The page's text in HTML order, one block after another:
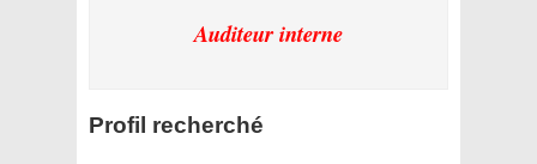
Auditeur interne
Profil recherché